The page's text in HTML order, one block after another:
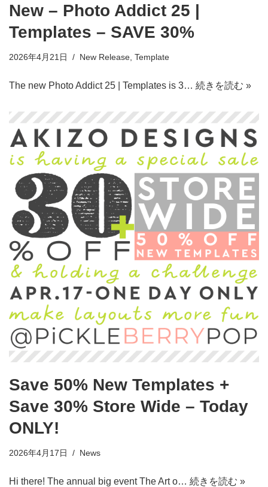
New – Photo Addict 25 |
Templates – SAVE 30%
2026年4月21日 New Release Template
The new Photo Addict 25 | Templates is 3… 続きを読む »
Save 50% New Templates +
Save 30% Store Wide – Today
ONLY!
2026年4月17日 News
Hi there! The annual big event The Art o… 続きを読む »